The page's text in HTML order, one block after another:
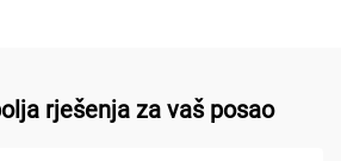
rješenja za vaš posao